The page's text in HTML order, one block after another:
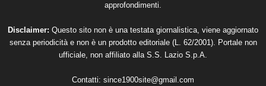
approfondimenti.
Disclaimer: Questo sito non è una testata giornalistica, viene aggiornato
senza periodicità e non è un prodotto editoriale (L. 62/2001). Portale non
ufficiale, non affiliato alla S.S. Lazio S.p.A.
Contatti: since1900site@gmail.com